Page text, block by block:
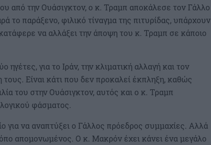
από την Ουάσιγκτον, ο κ. Τραμπ αποκάλεσε τον Γάλλο
το παράξενο, φιλικό τίναγμα της πιτυρίδας, υπάρχουν
να αλλάξει την άποψη του κ. Τραμπ σε κάποιο
για το Ιράν, την κλιματική αλλαγή και τον
Είναι κάτι που δεν προκαλεί έκπληξη, καθώς
του στην Ουάσιγκτον, αυτός και ο κ. Τραμπ
φάσματος.
για να αναπτύξει ο Γάλλος πρόεδρος συμμαχίες. Αλλά
απομονωμένος. Ο κ. Μακρόν έχει κάνει ένα μεγάλο